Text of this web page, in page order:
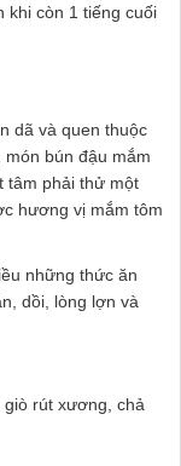
khi còn 1 tiếng cuối
dã và quen thuộc
bún đậu mắm
tâm phải thử một
hương vị mắm tôm
những thức ăn
dồi, lòng lợn và
rút xương, chả